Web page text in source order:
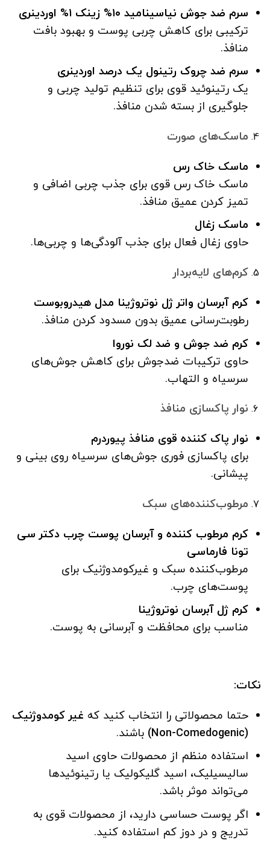
سرم ضد جوش نیاسینامید ۱۰% زینک ۱% اوردینری
ترکیبی برای کاهش چربی پوست و بهبود بافت
منافذ.
سرم ضد چروک رتینول یک درصد اوردینری
یک رتینوئید قوی برای تنظیم تولید چربی و
جلوگیری از بسته شدن منافذ.
ماسک‌های صورت
ماسک خاک رس
ماسک خاک رس قوی برای جذب چربی اضافی و
تمیز کردن عمیق منافذ.
ماسک زغال
حاوی زغال فعال برای جذب آلودگی‌ها و چربی‌ها.
کرم‌های لایه‌بردار
کرم آبرسان واتر ژل نوتروژینا مدل هیدروبوست
رطوبت‌رسانی عمیق بدون مسدود کردن منافذ.
کرم ضد جوش و ضد لک نوروا
حاوی ترکیبات ضدجوش برای کاهش جوش‌های
سرسیاه و التهاب.
نوار پاکسازی منافذ
نوار پاک کننده قوی منافذ پیوردرم
برای پاکسازی فوری جوش‌های سرسیاه روی بینی و
پیشانی.
مرطوب‌کننده‌های سبک
کرم مرطوب کننده و آبرسان پوست چرب دکتر سی
تونا فارماسی
مرطوب‌کننده سبک و غیرکومدوژنیک برای
پوست‌های چرب.
کرم ژل آبرسان نوتروژینا
مناسب برای محافظت و آبرسانی به پوست.
نکات:
حتما محصولاتی را انتخاب کنید که غیر کومدوژنیک
(Non-Comedogenic)
باشند.
استفاده منظم از محصولات حاوی اسید
سالیسیلیک، اسید گلیکولیک یا رتینوئیدها
می‌تواند موثر باشد.
اگر پوست حساسی دارید، از محصولات قوی به
تدریج و در دوز کم استفاده کنید.